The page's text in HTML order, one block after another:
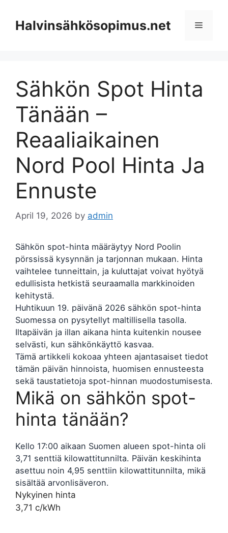
contentHalvinsähkösopimus.net Menu
Sähkön Spot Hinta
Tänään –
Reaaliaikainen
Nord Pool Hinta Ja
Ennuste
April 19, 2026 by admin
Sähkön spot-hinta määräytyy Nord Poolin
pörssissä kysynnän ja tarjonnan mukaan. Hinta
vaihtelee tunneittain, ja kuluttajat voivat hyötyä
edullisista hetkistä seuraamalla markkinoiden
kehitystä.
Huhtikuun 19. päivänä 2026 sähkön spot-hinta
Suomessa on pysytellyt maltillisella tasolla.
Iltapäivän ja illan aikana hinta kuitenkin nousee
selvästi, kun sähkönkäyttö kasvaa.
Tämä artikkeli kokoaa yhteen ajantasaiset tiedot
tämän päivän hinnoista, huomisen ennusteesta
sekä taustatietoja spot-hinnan muodostumisesta.
Mikä on sähkön spot-
hinta tänään?
Kello 17:00 aikaan Suomen alueen spot-hinta oli
3,71 senttiä kilowattitunnilta. Päivän keskihinta
asettuu noin 4,95 senttiin kilowattitunnilta, mikä
sisältää arvonlisäveron.
Nykyinen hinta
3,71 c/kWh